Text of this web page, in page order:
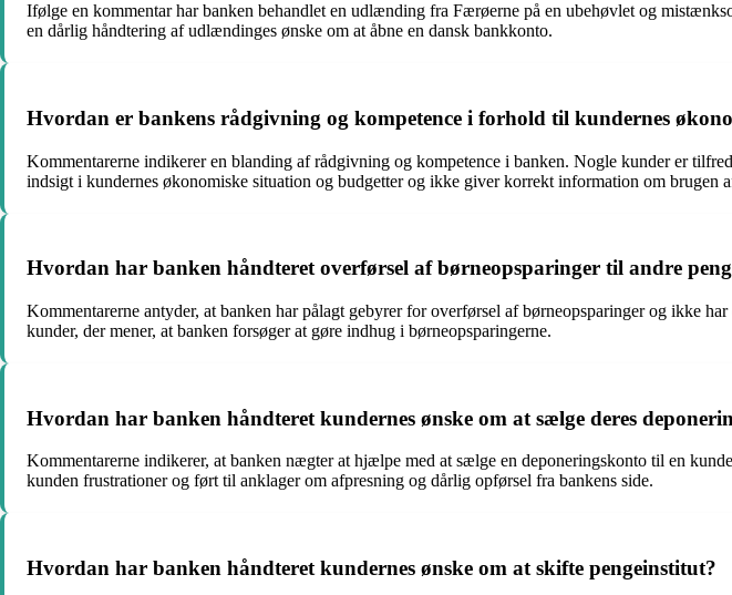
Ifølge en kommentar har banken behandlet en udlænding fra Færøerne på en ubehøvlet og
en dårlig håndtering af udlændinges ønske om at åbne en dansk bankkonto.
Hvordan er bankens rådgivning og kompetence i forhold til kundernes
Kommentarerne indikerer en blanding af rådgivning og kompetence i banken. Nogle kunder er
indsigt i kundernes økonomiske situation og budgetter og ikke giver korrekt information om brugen
Hvordan har banken håndteret overførsel af børneopsparinger til andre
Kommentarerne antyder, at banken har pålagt gebyrer for overførsel af børneopsparinger og ikke
kunder, der mener, at banken forsøger at gøre indhug i børneopsparingerne.
Hvordan har banken håndteret kundernes ønske om at sælge deres
Kommentarerne indikerer, at banken nægter at hjælpe med at sælge en deponeringskonto til en
kunden frustrationer og ført til anklager om afpresning og dårlig opførsel fra bankens side.
Hvordan har banken håndteret kundernes ønske om at skifte pengeinstitut?